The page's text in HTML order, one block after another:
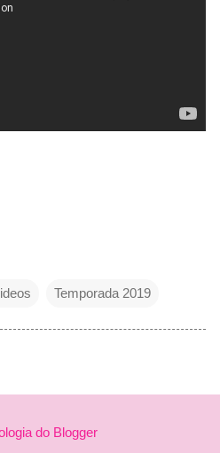
Temporada 2019
do Blogger